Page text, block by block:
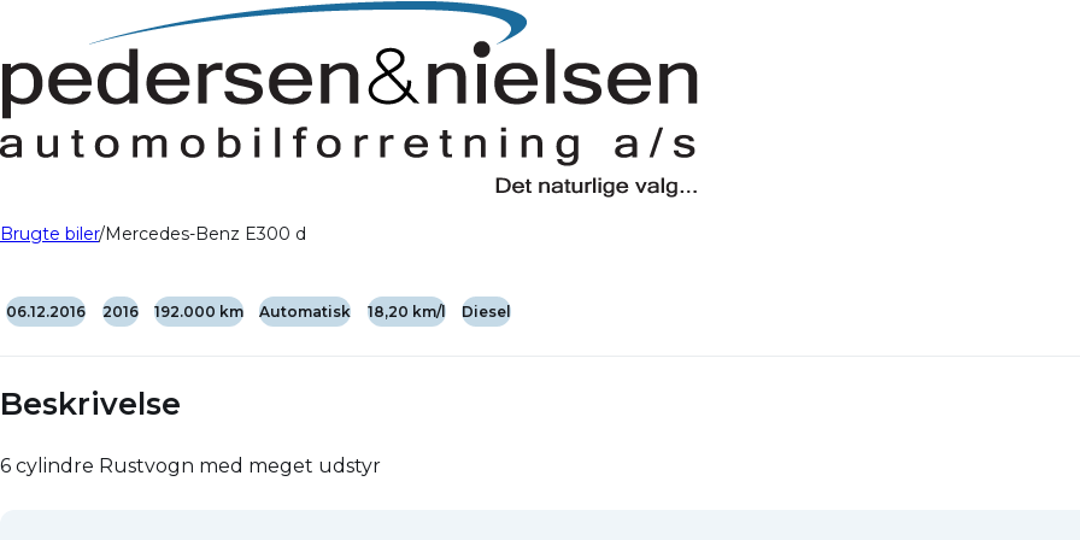
Brugte biler Mercedes-Benz E300 d
06.12.2016 2016 192.000 km Automatisk 18,20 km/l Diesel
Beskrivelse
6 cylindre Rustvogn med meget udstyr